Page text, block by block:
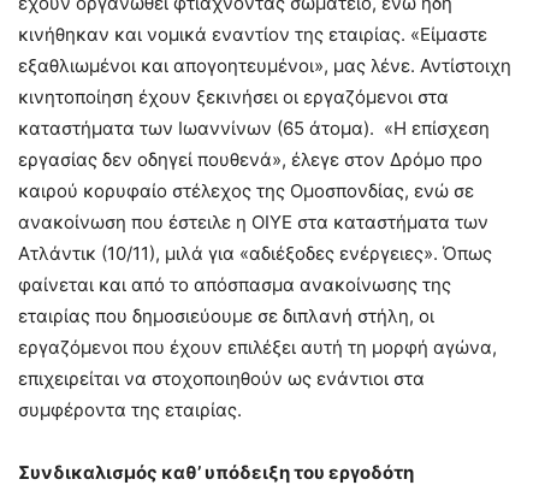
κινήθηκαν και νομικά εναντίον της εταιρίας. «Είμαστε
εξαθλιωμένοι και απογοητευμένοι», μας λένε. Αντίστοιχη
κινητοποίηση έχουν ξεκινήσει οι εργαζόμενοι στα
καταστήματα των Ιωαννίνων (65 άτομα). «Η επίσχεση
εργασίας δεν οδηγεί πουθενά», έλεγε στον Δρόμο προ
καιρού κορυφαίο στέλεχος της Ομοσπονδίας, ενώ σε
ανακοίνωση που έστειλε η ΟΙΥΕ στα καταστήματα των
Ατλάντικ (10/11), μιλά για «αδιέξοδες ενέργειες». Όπως
φαίνεται και από το απόσπασμα ανακοίνωσης της
εταιρίας που δημοσιεύουμε σε διπλανή στήλη, οι
εργαζόμενοι που έχουν επιλέξει αυτή τη μορφή αγώνα,
επιχειρείται να στοχοποιηθούν ως ενάντιοι στα
συμφέροντα της εταιρίας.
Συνδικαλισμός καθ’ υπόδειξη του εργοδότη